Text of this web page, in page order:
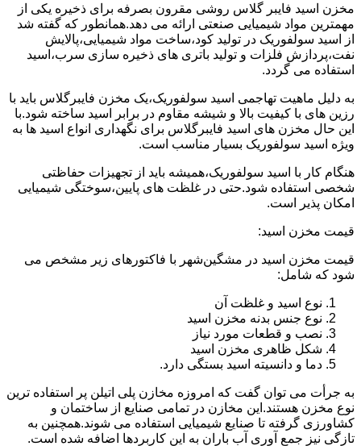
مخزن اسید فایبر گلاس روشی مقرون بصرفه برای ذخیره یکی از
مهمترین مواد شیمیایی صنعتی ارائه می دهد.همانطور که گفته شد
از اسید سولفوریک در تولید کود،ساخت مواد شیمیایی،پالایش
نفت،پردازش فلزات و تولید باتری های ذخیره سازی سرب،اسید
استفاده می گردد.
به دلیل ماهیت تهاجمی اسید سولفوریک،یک مخزن فایبرگلاس باید با
رزین های با کیفیت بالا و شیشه مقاوم در برابر اسید ساخته شود.با
این حال مخزن های اسید فایبرگلاس برای نگهداری انواع اسید ها به
ویژه اسید سولفوریک بسیار مناسب است.
هنگام کار با اسید سولفوریک،همیشه باید از تجهیزات حفاظتی
شخصی استفاده شود.حتی در غلظت های پایین،سوختگی شیمیایی
امکان پذیر است.
قیمت مخزن اسید:
قیمت مخزن اسید در مشگین‌شهر با فاکتورهای زیر مشخص می
شود که شامل:
نوع اسید و غلظت آن
نوع جنس بدنه مخزن اسید
نصب و قطعات مورد نیاز
شکل ظاهری مخزن اسید
دما و دانسیته اسید بستگی دارد.
به جرأت می توان گفت که امروزه مخازن پلی اتیلن پر استفاده ترین
نوع مخزن هستند.این مخازن در تمامی صنایع از ساختمان و
کشاورزی گرفته تا صنایع شیمیایی استفاده می شوند.همچنین به
تازگی نیز جمع آوری آب باران به این کاربردها اضافه شده است.